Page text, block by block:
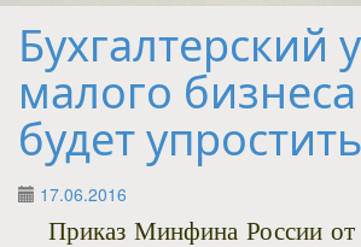
Бухгалтерский
малого
будет упростить
17.06.2016
Приказ Минфина России